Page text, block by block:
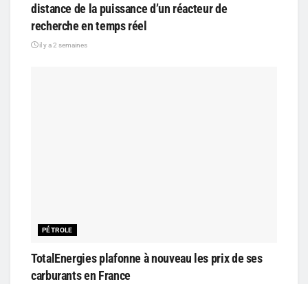
distance de la puissance d’un réacteur de
recherche en temps réel
il y a 2 semaines
PÉTROLE
TotalEnergies plafonne à nouveau les prix de ses
carburants en France